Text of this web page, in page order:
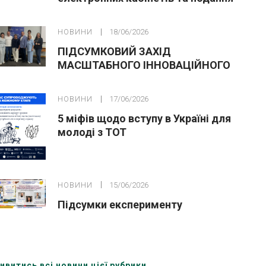
НОВИНИ 18/06/2026
ПІДСУМКОВИЙ ЗАХІД
МАСШТАБНОГО ІННОВАЦІЙНОГО
НОВИНИ 17/06/2026
5 міфів щодо вступу в Україні для
молоді з ТОТ
НОВИНИ 15/06/2026
Підсумки експерименту